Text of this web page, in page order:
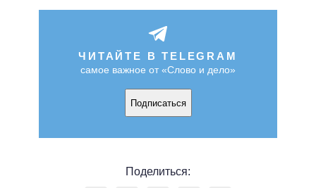
ЧИТАЙТЕ В TELEGRAM
самое важное от «Слово и дело»
Подписаться
Поделиться: